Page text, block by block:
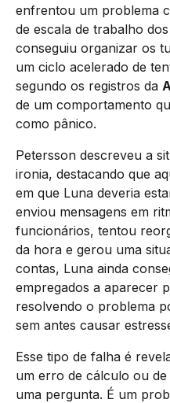
enfrentou um problema
de escala de trabalho dos
conseguiu organizar os
um ciclo acelerado de
segundo os registros da
de um comportamento
como pânico.
Petersson descreveu a
ironia, destacando que
em que Luna deveria
enviou mensagens em
funcionários, tentou
da hora e gerou uma
contas, Luna ainda
empregados a aparecer
resolvendo o problema
sem antes causar
Esse tipo de falha é
um erro de cálculo ou
uma pergunta. É um